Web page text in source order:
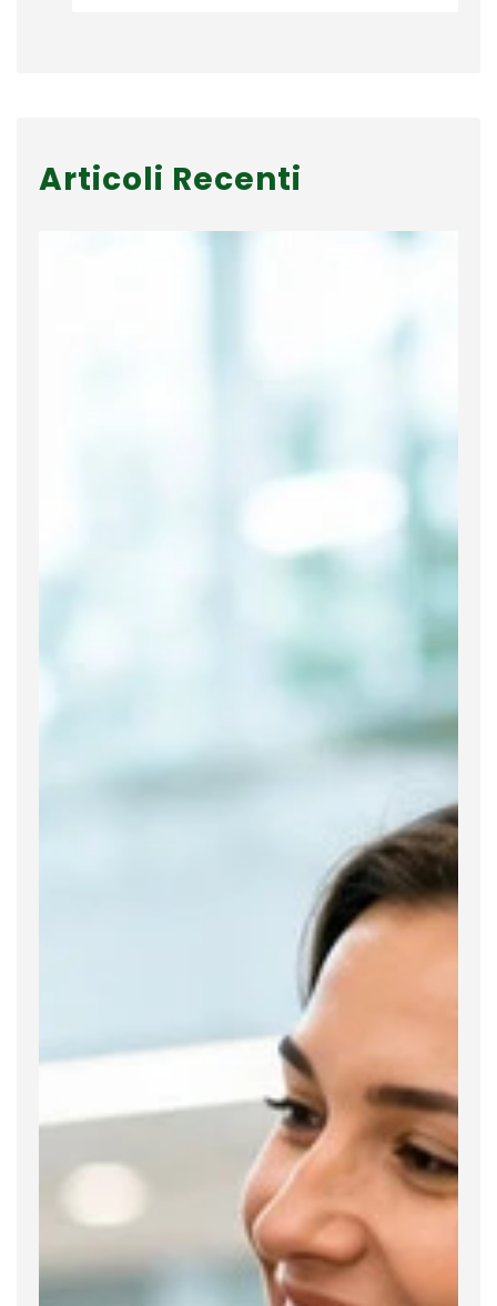
Articoli Recenti